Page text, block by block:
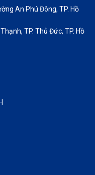
An Phú Đông, TP. Hồ
TP. Thủ Đức, TP. Hồ